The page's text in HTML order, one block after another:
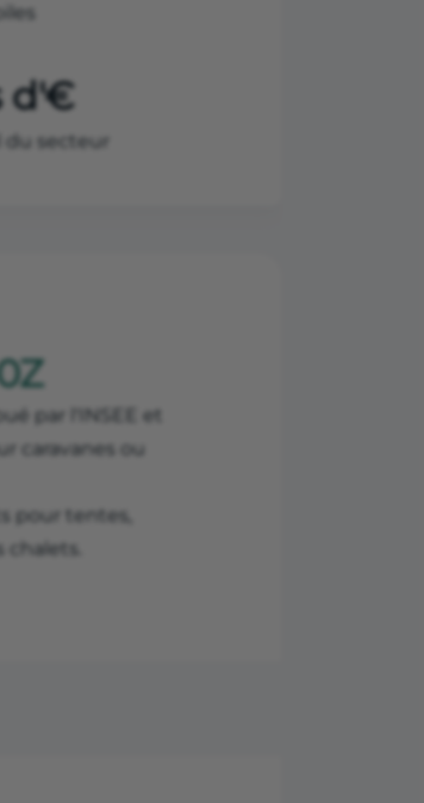
d'€
du secteur
par l'INSEE et
caravanes ou
pour tentes,